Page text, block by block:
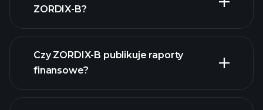
ZORDIX-B?
Czy ZORDIX-B publikuje raporty
finansowe?
finanse ZORDIX-B